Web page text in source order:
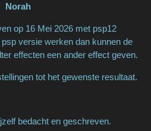
Norah
op 16 Mei 2026 met psp12
versie werken dan kunnen de
effecten een ander effect geven.
tot het gewenste resultaat.
bedacht en geschreven.